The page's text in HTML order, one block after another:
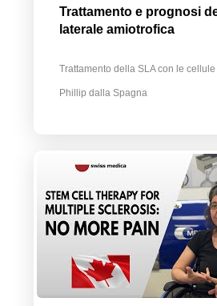
Trattamento e prognosi
laterale amiotrofica
Trattamento della SLA con le
Phillip dalla Spagna